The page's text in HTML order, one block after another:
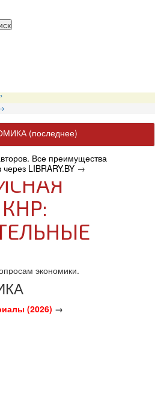
(последнее)
Все преимущества
LIBRARY.BY →
экономики.
(2026) →